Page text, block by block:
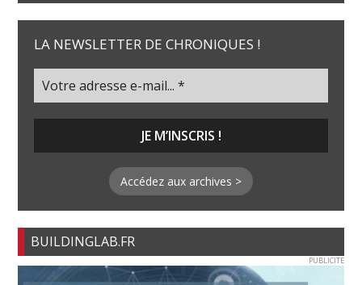
LA NEWSLETTER DE CHRONIQUES !
Accédez aux archives >
BUILDINGLAB.FR
PUBLICITE